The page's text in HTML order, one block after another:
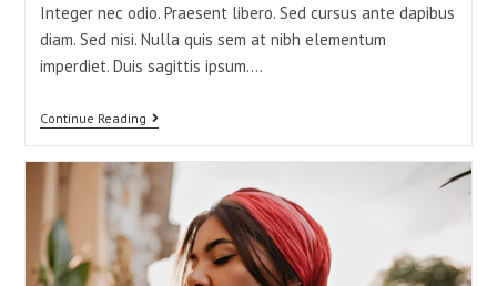
Integer nec odio. Praesent libero. Sed cursus ante dapibus
diam. Sed nisi. Nulla quis sem at nibh elementum
imperdiet. Duis sagittis ipsum.…
Continue Reading